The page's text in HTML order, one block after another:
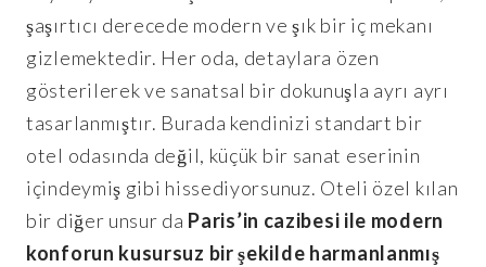
şaşırtıcı derecede modern ve şık bir iç mekanı
gizlemektedir. Her oda, detaylara özen
gösterilerek ve sanatsal bir dokunuşla ayrı ayrı
tasarlanmıştır. Burada kendinizi standart bir
otel odasında değil, küçük bir sanat eserinin
içindeymiş gibi hissediyorsunuz. Oteli özel kılan
bir diğer unsur da Paris’in cazibesi ile modern
konforun kusursuz bir şekilde harmanlanmış